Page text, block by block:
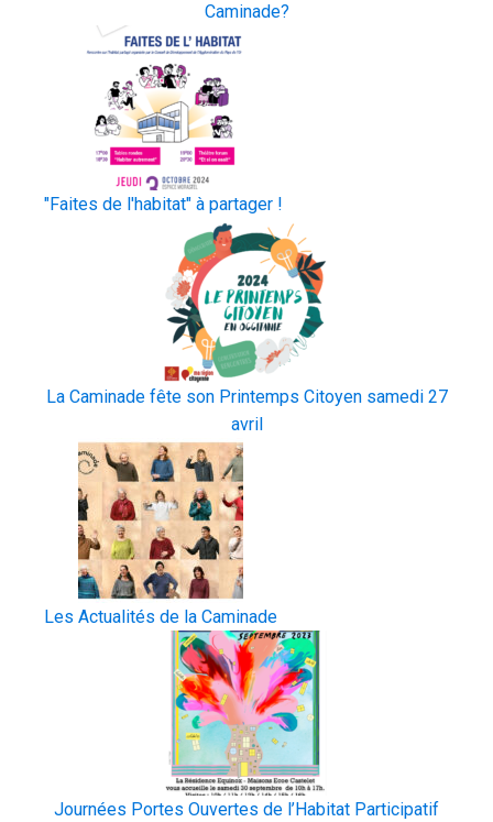
Caminade?
"Faites de l'habitat" à partager !
La Caminade fête son Printemps Citoyen samedi 27
avril
Les Actualités de la Caminade
Journées Portes Ouvertes de l’Habitat Participatif